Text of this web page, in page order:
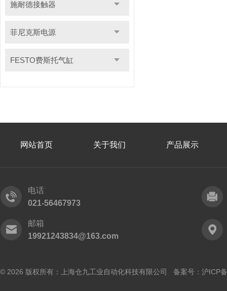
施耐德接触器
菲尼克斯电源
FESTO费斯托气缸
网站首页 关于我们 产品展示
电话
021-56467973
邮箱
19921243834@163.com
© 2026 版权所有：上海仓九工业自动化科技有限公司 备案号： 沪ICP